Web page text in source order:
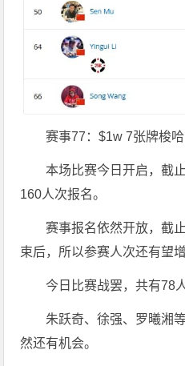
赛事77：$1w 7张牌梭
本场比赛今日开启，截
160人次报名。
赛事报名依然开放，截
束后，所以参赛人次还有望增
今日比赛战罢，共有78
朱跃奇、徐强、罗曦湘
然还有机会。